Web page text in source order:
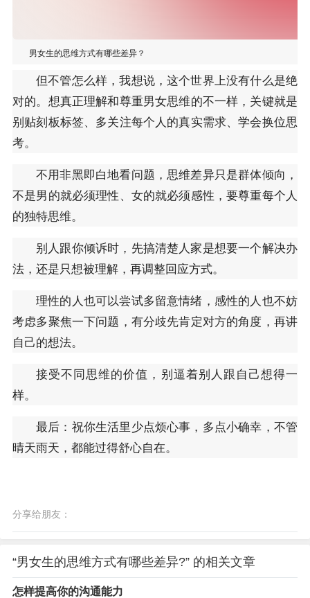
男女生的思维方式有哪些差异？
但不管怎么样，我想说，这个世界上没有什么是绝
对的。想真正理解和尊重男女思维的不一样，关键就是
别贴刻板标签、多关注每个人的真实需求、学会换位思
考。
不用非黑即白地看问题，思维差异只是群体倾向，
不是男的就必须理性、女的就必须感性，要尊重每个人
的独特思维。
别人跟你倾诉时，先搞清楚人家是想要一个解决办
法，还是只想被理解，再调整回应方式。
理性的人也可以尝试多留意情绪，感性的人也不妨
考虑多聚焦一下问题，有分歧先肯定对方的角度，再讲
自己的想法。
接受不同思维的价值，别逼着别人跟自己想得一
样。
最后：祝你生活里少点烦心事，多点小确幸，不管
晴天雨天，都能过得舒心自在。
分享给朋友：
“男女生的思维方式有哪些差异?” 的相关文章
怎样提高你的沟通能力